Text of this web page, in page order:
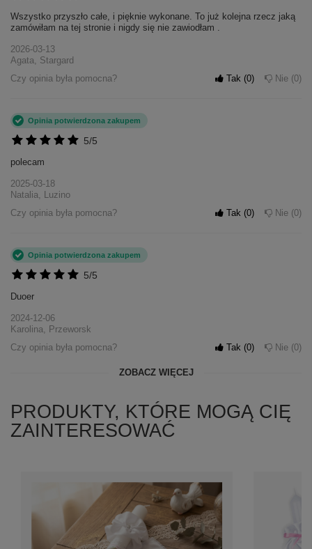
Wszystko przyszło całe, i pięknie wykonane. To już kolejna rzecz jaką
zamówiłam na tej stronie i nigdy się nie zawiodłam .
2026-03-13
Agata, Stargard
Czy opinia była pomocna?
Tak 0 Nie 0
5/5
Opinia potwierdzona zakupem
polecam
2025-03-18
Natalia, Luzino
Czy opinia była pomocna?
Tak 0 Nie 0
5/5
Opinia potwierdzona zakupem
Duoer
2024-12-06
Karolina, Przeworsk
Czy opinia była pomocna?
Tak 0 Nie 0
ZOBACZ WIĘCEJ
PRODUKTY, KTÓRE MOGĄ CIĘ
ZAINTERESOWAĆ